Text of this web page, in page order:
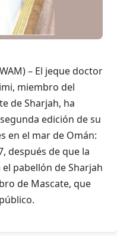
– El jeque doctor
miembro del
de Sharjah, ha
edición de su
en el mar de Omán:
después de que la
pabellón de Sharjah
de Mascate, que